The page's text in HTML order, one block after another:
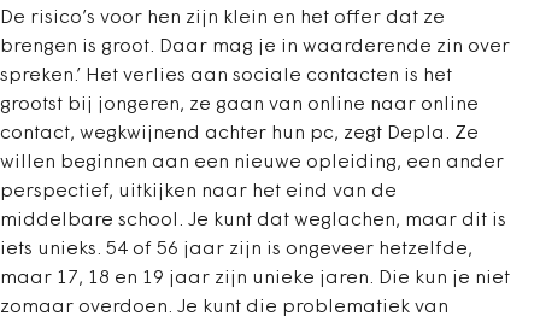
De risico’s voor hen zijn klein en het offer dat ze
brengen is groot. Daar mag je in waarderende zin over
spreken.’ Het verlies aan sociale contacten is het
grootst bij jongeren, ze gaan van online naar online
contact, wegkwijnend achter hun pc, zegt Depla. Ze
willen beginnen aan een nieuwe opleiding, een ander
perspectief, uitkijken naar het eind van de
middelbare school. Je kunt dat weglachen, maar dit is
iets unieks. 54 of 56 jaar zijn is ongeveer hetzelfde,
maar 17, 18 en 19 jaar zijn unieke jaren. Die kun je niet
zomaar overdoen. Je kunt die problematiek van